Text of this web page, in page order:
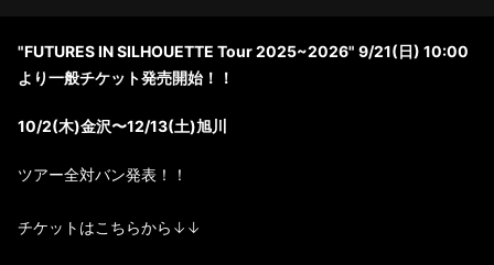
"FUTURES IN SILHOUETTE Tour 2025~2026" 9/21(日) 10:00
より一般チケット発売開始！！
10/2(木)金沢〜12/13(土)旭川
ツアー全対バン発表！！
チケットはこちらから↓↓